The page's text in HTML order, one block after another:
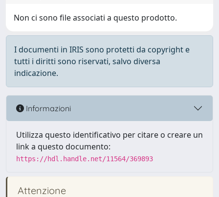
Non ci sono file associati a questo prodotto.
I documenti in IRIS sono protetti da copyright e
tutti i diritti sono riservati, salvo diversa
indicazione.
Informazioni
Utilizza questo identificativo per citare o creare un
link a questo documento:
https://hdl.handle.net/11564/369893
Attenzione